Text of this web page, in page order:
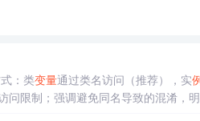
：类变量通过类名访问（推荐），实
问限制；强调避免同名导致的混淆，